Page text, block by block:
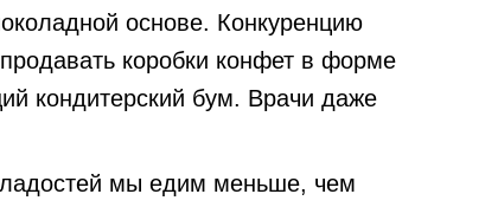
основе. Конкуренцию
коробки конфет в форме
кондитерский бум. Врачи даже
мы едим меньше, чем